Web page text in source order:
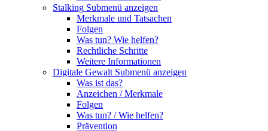
Stalking Submenü anzeigen
Merkmale und Tatsachen
Folgen
Was tun? Wie helfen?
Rechtliche Schritte
Weitere Informationen
Digitale Gewalt Submenü anzeigen
Was ist das?
Anzeichen / Merkmale
Folgen
Was tun? / Wie helfen?
Prävention